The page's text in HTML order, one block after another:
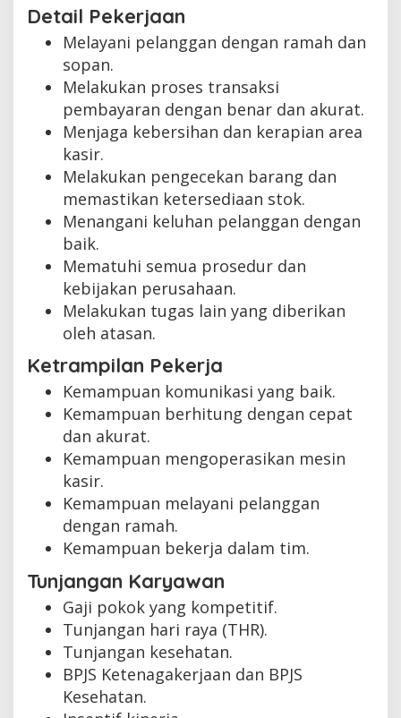
Detail Pekerjaan
Melayani pelanggan dengan ramah dan
sopan.
Melakukan proses transaksi
pembayaran dengan benar dan akurat.
Menjaga kebersihan dan kerapian area
kasir.
Melakukan pengecekan barang dan
memastikan ketersediaan stok.
Menangani keluhan pelanggan dengan
baik.
Mematuhi semua prosedur dan
kebijakan perusahaan.
Melakukan tugas lain yang diberikan
oleh atasan.
Ketrampilan Pekerja
Kemampuan komunikasi yang baik.
Kemampuan berhitung dengan cepat
dan akurat.
Kemampuan mengoperasikan mesin
kasir.
Kemampuan melayani pelanggan
dengan ramah.
Kemampuan bekerja dalam tim.
Tunjangan Karyawan
Gaji pokok yang kompetitif.
Tunjangan hari raya (THR).
Tunjangan kesehatan.
BPJS Ketenagakerjaan dan BPJS
Kesehatan.